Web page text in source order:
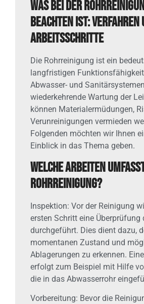
Was bei der
beachten ist: Verfahren
Arbeitsschritte
Die Rohrreinigung ist ein
langfristigen
Abwasser- und
wiederkehrende Wartung der
können Materialermüdungen,
Verunreinigungen vermieden
Folgenden möchten wir Ihnen
Einblick in das Thema geben.
Welche Arbeiten
Rohrreinigung?
Inspektion: Vor der Reinigung
ersten Schritt eine Überprüfung
durchgeführt. Dies dient dazu,
momentanen Zustand und
Ablagerungen zu erkennen.
erfolgt zum Beispiel mit Hilfe
die in das Abwasserrohr
Vorbereitung: Bevor die